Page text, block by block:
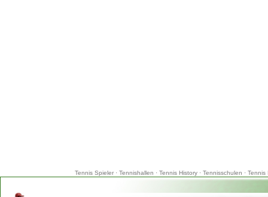
Tennis Spieler· Tennishallen · Tennis History· Tennisschulen · Tennis